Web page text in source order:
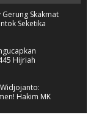
Gerung Skakmat
Seketika
Hijriah
Hakim MK